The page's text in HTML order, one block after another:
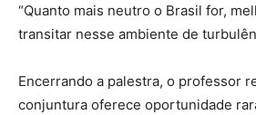
“Quanto mais neutro o Brasil for,
transitar nesse ambiente de
Encerrando a palestra, o professor
conjuntura oferece oportunidade